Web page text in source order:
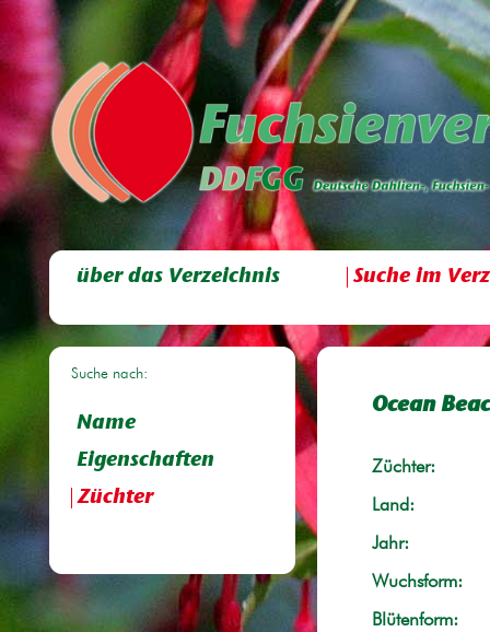
über das Verzeichnis Suche im
Suche nach:
Name
Eigenschaften
Züchter
Ocean
Züchter:
Land:
Jahr:
Wuchsform:
Blütenform: